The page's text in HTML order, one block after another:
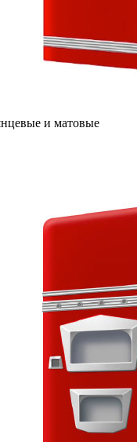
и матовые